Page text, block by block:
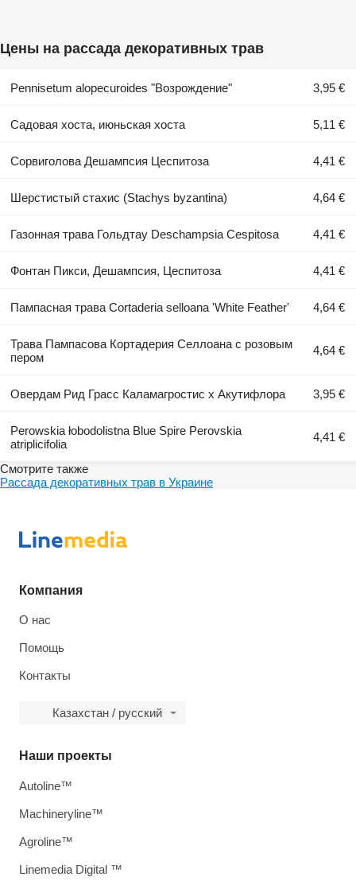
Цены на рассада декоративных трав
Pennisetum alopecuroides "Возрождение" 3,95 €
Садовая хоста, июньская хоста 5,11 €
Сорвиголова Дешампсия Цеспитоза 4,41 €
Шерстистый стахис (Stachys byzantina) 4,64 €
Газонная трава Гольдтау Deschampsia Cespitosa 4,41 €
Фонтан Пикси, Дешампсия, Цеспитоза 4,41 €
Пампасная трава Cortaderia selloana 'White Feather' 4,64 €
Трава Пампасова Кортадерия Селлоана с розовым
пером
4,64 €
Овердам Рид Грасс Каламагростис x Акутифлора 3,95 €
Perowskia łobodolistna Blue Spire Perovskia
atriplicifolia
4,41 €
Смотрите также
Рассада декоративных трав в Украине
Компания
О нас
Помощь
Контакты
Казахстан / русский
Наши проекты
Autoline™
Machineryline™
Agroline™
Linemedia Digital ™